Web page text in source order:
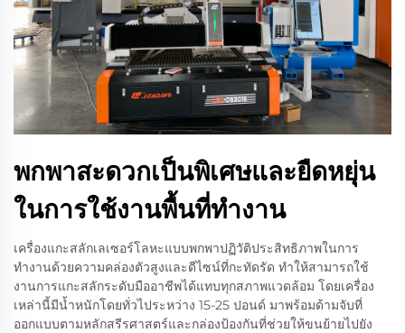
พกพาสะดวกเป็นพิเศษและยืดหยุ่น
ในการใช้งานพื้นที่ทำงาน
เครื่องแกะสลักเลเซอร์โลหะแบบพกพาปฏิวัติประสิทธิภาพในการ
ทำงานด้วยความคล่องตัวสูงและดีไซน์ที่กะทัดรัด ทำให้สามารถใช้
งานการแกะสลักระดับมืออาชีพได้แทบทุกสภาพแวดล้อม โดยเครื่อง
เหล่านี้มีน้ำหนักโดยทั่วไประหว่าง 15-25 ปอนด์ มาพร้อมด้ามจับที่
ออกแบบตามหลักสรีรศาสตร์และกล่องป้องกันที่ช่วยให้ขนย้ายไปยัง